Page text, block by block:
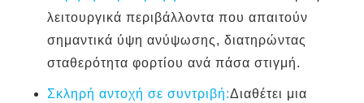
λειτουργικά περιβάλλοντα που απαιτούν
σημαντικά ύψη ανύψωσης, διατηρώντας
σταθερότητα φορτίου ανά πάσα στιγμή.
Σκληρή αντοχή σε συντριβή:Διαθέτει μια